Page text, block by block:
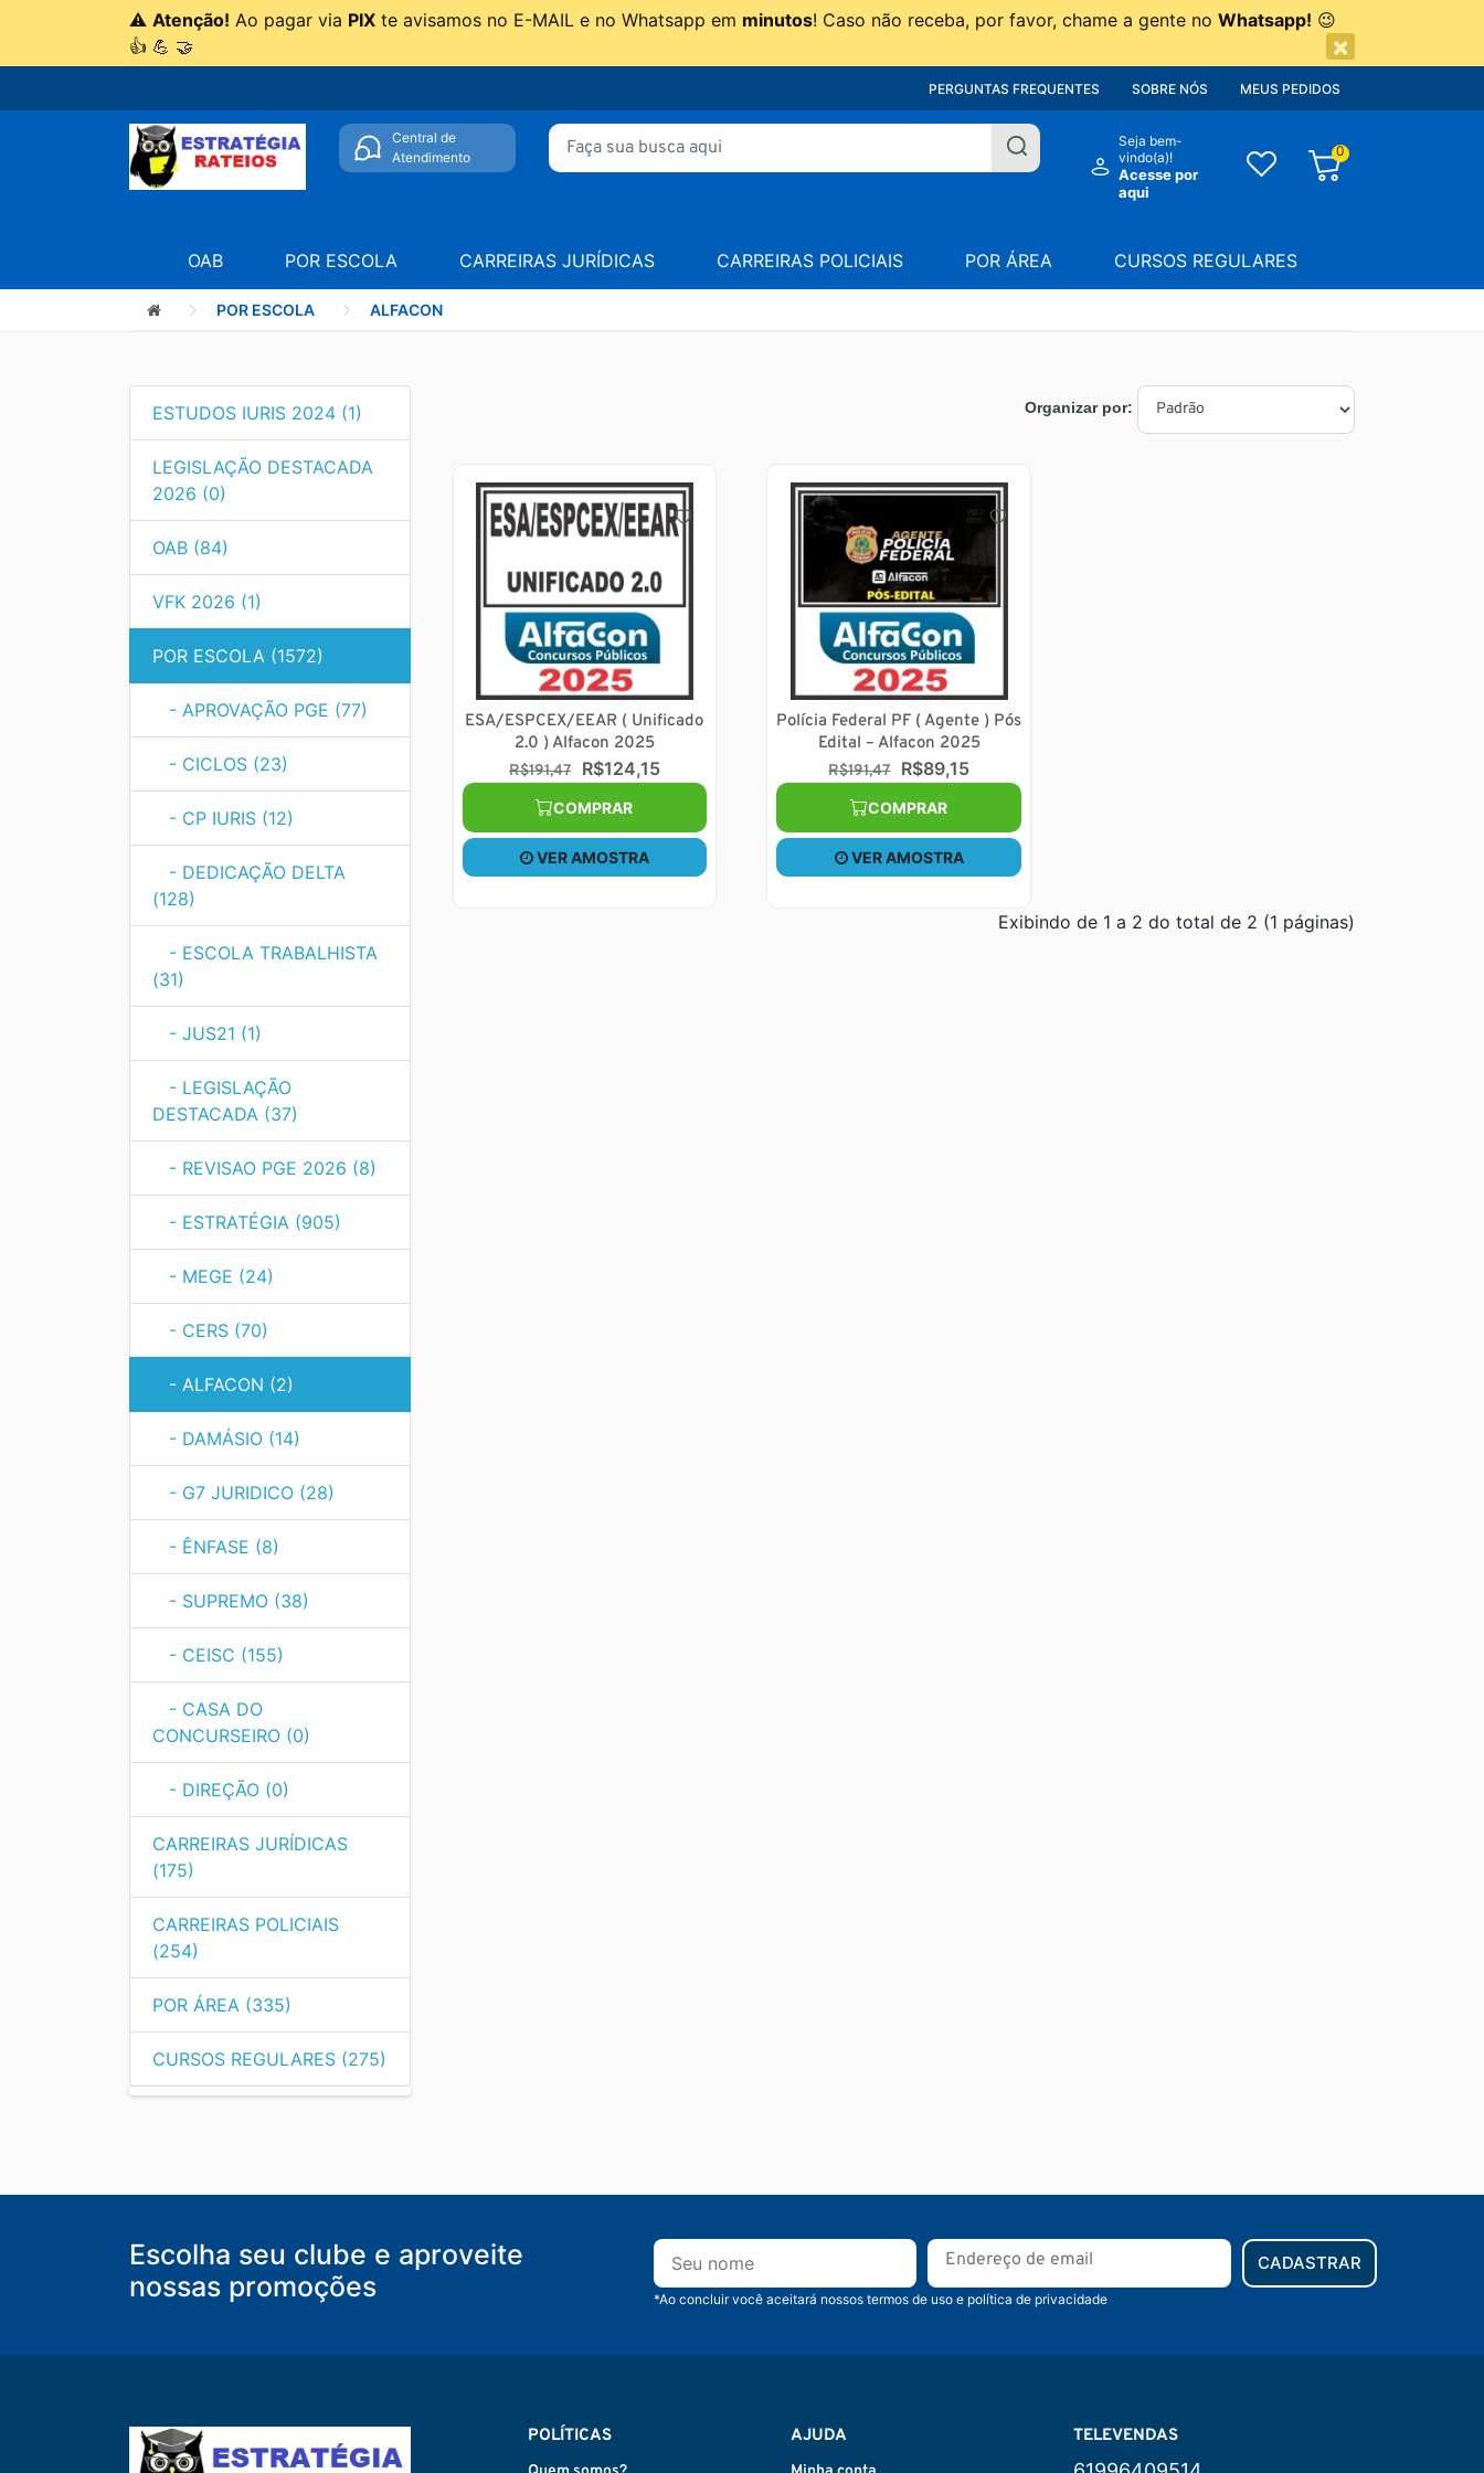
⚠ Atenção! Ao pagar via PIX te avisamos no E-MAIL e no Whatsapp em minutos! Caso não receba, por favor, chame a gente no Whatsapp! 😉
👍 💪 🤝
×
PERGUNTAS FREQUENTES SOBRE NÓS MEUS PEDIDOS
Central de
Atendimento
Seja bem-
vindo(a)!
Acesse por
aqui
0
OAB POR ESCOLA CARREIRAS JURÍDICAS CARREIRAS POLICIAIS POR ÁREA CURSOS REGULARES
POR ESCOLA ALFACON
ESTUDOS IURIS 2024 (1)
LEGISLAÇÃO DESTACADA
2026 (0)
OAB (84)
VFK 2026 (1)
POR ESCOLA (1572)
- APROVAÇÃO PGE (77)
- CICLOS (23)
- CP IURIS (12)
- DEDICAÇÃO DELTA
(128)
- ESCOLA TRABALHISTA
(31)
- JUS21 (1)
- LEGISLAÇÃO
DESTACADA (37)
- REVISAO PGE 2026 (8)
- ESTRATÉGIA (905)
- MEGE (24)
- CERS (70)
- ALFACON (2)
- DAMÁSIO (14)
- G7 JURIDICO (28)
- ÊNFASE (8)
- SUPREMO (38)
- CEISC (155)
- CASA DO
CONCURSEIRO (0)
- DIREÇÃO (0)
CARREIRAS JURÍDICAS
(175)
CARREIRAS POLICIAIS
(254)
POR ÁREA (335)
CURSOS REGULARES (275)
Organizar por:
ESA/ESPCEX/EEAR ( Unificado
2.0 ) Alfacon 2025
R$191,47 R$124,15
COMPRAR
VER AMOSTRA
Polícia Federal PF ( Agente ) Pós
Edital – Alfacon 2025
R$191,47 R$89,15
COMPRAR
VER AMOSTRA
Exibindo de 1 a 2 do total de 2 (1 páginas)
Escolha seu clube e aproveite
nossas promoções
CADASTRAR
*Ao concluir você aceitará nossos termos de uso e política de privacidade
POLÍTICAS AJUDA TELEVENDAS